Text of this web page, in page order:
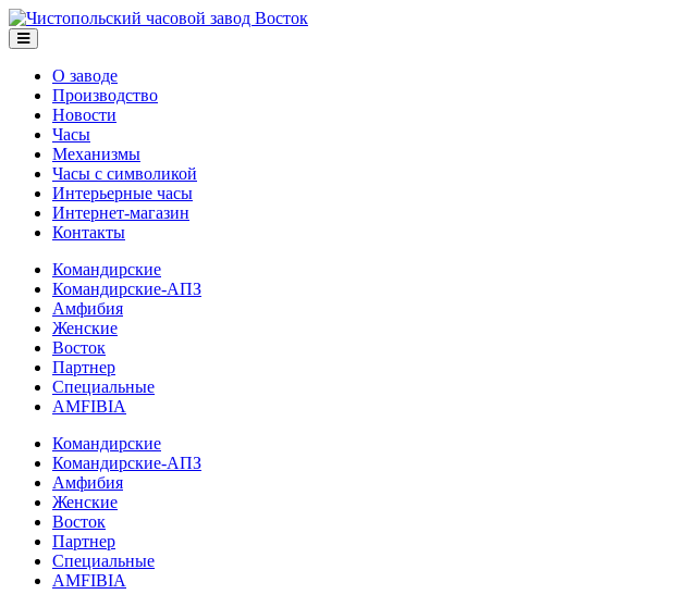
О заводе
Производство
Новости
Часы
Механизмы
Часы с символикой
Интерьерные часы
Интернет-магазин
Контакты
Командирские
Командирские-АПЗ
Амфибия
Женские
Восток
Партнер
Специальные
AMFIBIA
Командирские
Командирские-АПЗ
Амфибия
Женские
Восток
Партнер
Специальные
AMFIBIA